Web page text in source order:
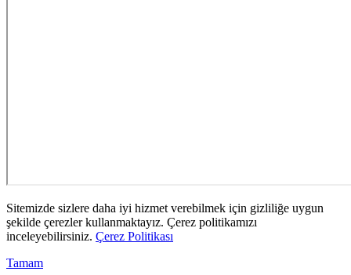
Sitemizde sizlere daha iyi hizmet verebilmek için gizliliğe uygun
şekilde çerezler kullanmaktayız. Çerez politikamızı
inceleyebilirsiniz. Çerez Politikası
Tamam